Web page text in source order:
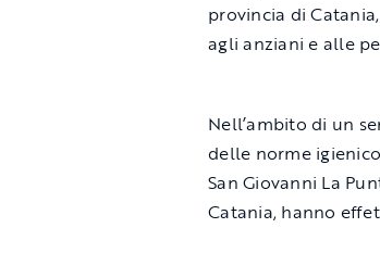
provincia diCatania
agli anziani e alle
Nell’ambito di un
delle norme
San Giovanni La
Catania, hanno